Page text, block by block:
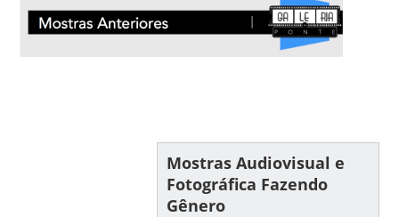
Mostras Audiovisual e
Fotográfica Fazendo
Gênero